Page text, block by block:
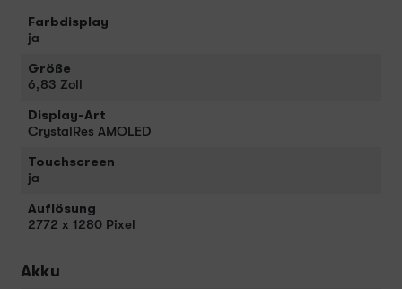
Farbdisplay
ja
Größe
6,83 Zoll
Display-Art
CrystalRes AMOLED
Touchscreen
ja
Auflösung
2772 x 1280 Pixel
Akku